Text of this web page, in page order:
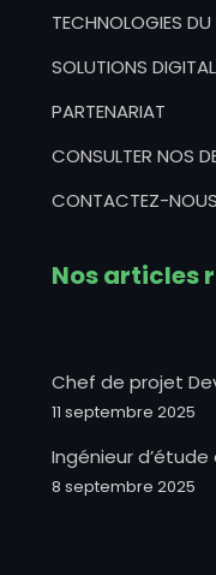
TECHNOLOGIES
SOLUTIONS
PARTENARIAT
CONSULTER NOS
CONTACTEZ-NOUS
Nos articles
Chef de projet
11 septembre 2025
Ingénieur
8 septembre 2025